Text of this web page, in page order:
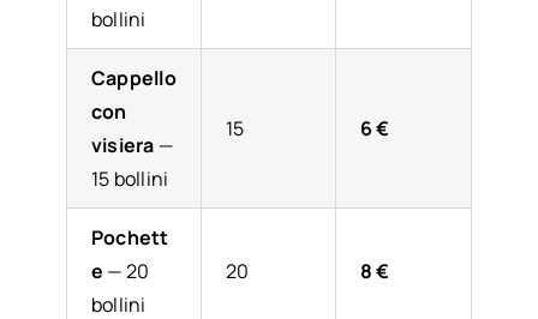
bollini
Cappello
con
visiera —
15 bollini
15 6 €
Pochett
e — 20
bollini
20 8 €